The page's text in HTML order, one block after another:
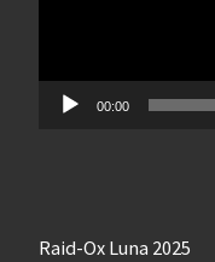
00:00
Raid-Ox Luna 2025